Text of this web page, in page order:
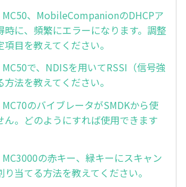
MC50、MobileCompanionのDHCPア
時に、頻繁にエラーになります。調整
目を教えてください。
で、NDISを用いてRSSI（信号強
法を教えてください。
のバイブレータがSMDKから使
ん。どのようにすれば使用できます
の赤キー、緑キーにスキャン
り当てる方法を教えてください。